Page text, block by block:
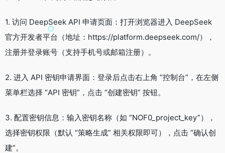
1. 访问 DeepSeek API 申请页面：打开浏览器进入 DeepSeek
官方开发者平台（地址：https://platform.deepseek.com/），
注册并登录账号（支持手机号或邮箱注册）。
2. 进入 API 密钥申请界面：登录后点击右上角 “控制台”，在左侧
菜单栏选择 “API 密钥”，点击 “创建密钥” 按钮。
3. 配置密钥信息：输入密钥名称（如 “NOF0_project_key”），
选择密钥权限（默认 “策略生成” 相关权限即可），点击 “确认创
建”。